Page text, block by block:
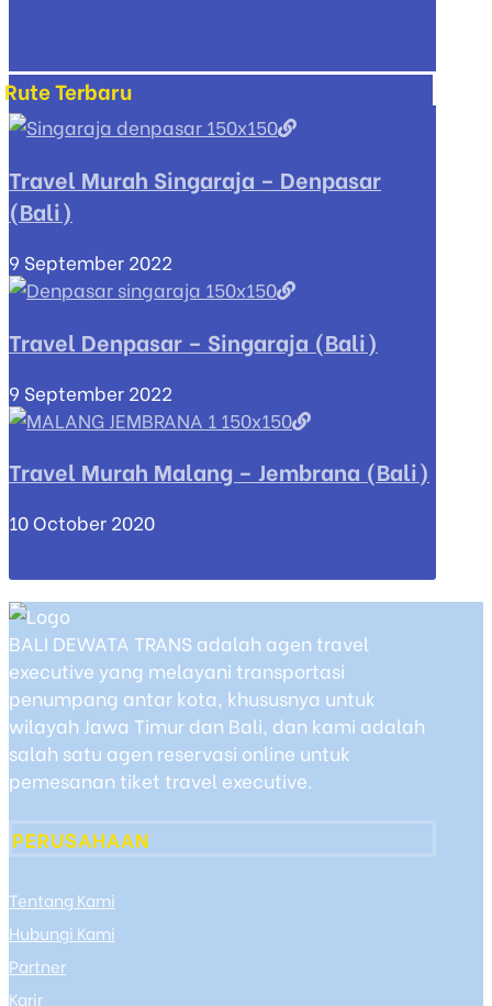
Rute Terbaru
Travel Murah Singaraja – Denpasar
(Bali)
9 September 2022
Travel Denpasar – Singaraja (Bali)
9 September 2022
Travel Murah Malang – Jembrana (Bali)
10 October 2020
BALI DEWATA TRANS adalah agen travel
executive yang melayani transportasi
penumpang antar kota, khususnya untuk
wilayah Jawa Timur dan Bali, dan kami adalah
salah satu agen reservasi online untuk
pemesanan tiket travel executive.
PERUSAHAAN
Tentang Kami
Hubungi Kami
Partner
Karir